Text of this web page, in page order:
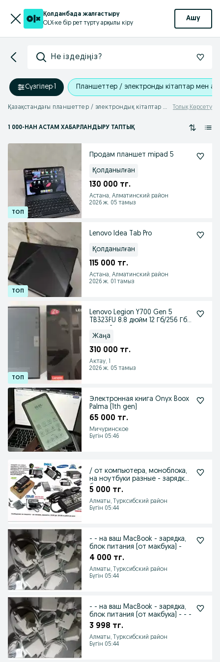
Қолданбада жалғастыру
OLX-ке бір рет түрту арқылы кіру
Ашу
Не іздедіңіз?
Сүзгілер·1 Планшеттер / электронды кітаптар мен
Қазақстандағы планшеттер / электрондық кітаптар және аксессуарлар Толық Көрсету
1 000-НАН АСТАМ ХАБАРЛАНДЫРУ ТАПТЫҚ
Продам планшет mipad 5
Қолданылған
130 000 тг.
Астана, Алматинский район
2026 ж. 05 тамыз
Lenovo Idea Tab Pro
Қолданылған
115 000 тг.
Астана, Алматинский район
2026 ж. 01 тамыз
Lenovo Legion Y700 Gen 5
TB323FU 8.8 дюйм 12 Гб/256 Гб
Жаңа
310 000 тг.
Актау, 1
2026 ж. 05 тамыз
Электронная книга Onyx Boox
Palma (1th gen)
65 000 тг.
Мичуринское
Бүгін 05:46
/ от компьютера, моноблока,
на ноутбуки разные - зарядка,
блок питания
5 000 тг.
Алматы, Турксибский район
Бүгін 05:44
- - на ваш MacBook - зарядка,
блок питания (от макбука) -
4 000 тг.
Алматы, Турксибский район
Бүгін 05:44
- - на ваш MacBook - зарядка,
блок питания (от макбука) - - -
3 998 тг.
Алматы, Турксибский район
Бүгін 05:44